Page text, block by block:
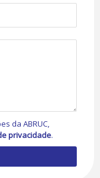
da ABRUC,
privacidade.